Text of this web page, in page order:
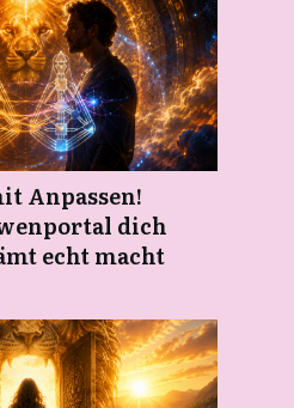
Anpassen!
dich
echt macht